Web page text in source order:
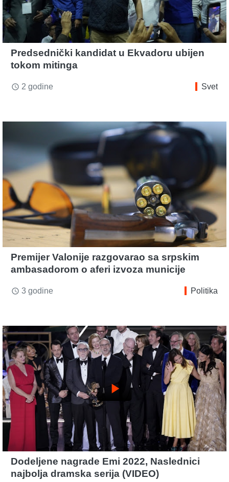
Predsednički kandidat u Ekvadoru ubijen
tokom mitinga
access_time 2 godine Svet
Premijer Valonije razgovarao sa srpskim
ambasadorom o aferi izvoza municije
access_time 3 godine Politika
play_arrow
Dodeljene nagrade Emi 2022, Naslednici
najbolja dramska serija (VIDEO)